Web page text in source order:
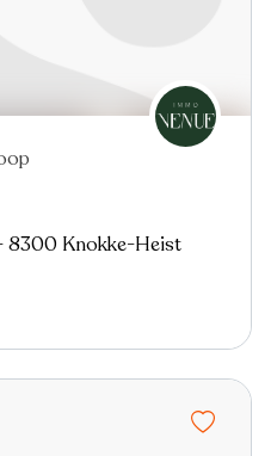
8300 Knokke-Heist